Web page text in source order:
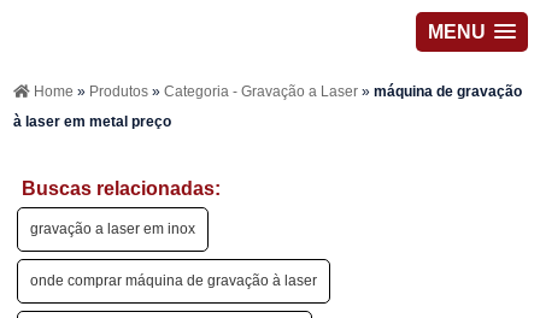
MENU
Home » Produtos»Categoria - Gravação a Laser»máquina de gravação
à laser em metal preço
Buscas relacionadas:
gravação a laser em inox
onde comprar máquina de gravação à laser